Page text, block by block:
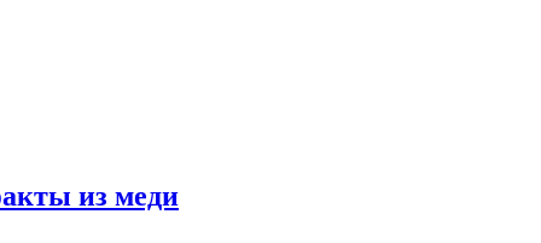
из меди